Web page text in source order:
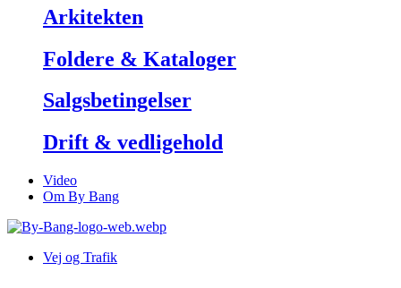
Arkitekten
Foldere & Kataloger
Salgsbetingelser
Drift & vedligehold
Video
Om By Bang
Vej og Trafik